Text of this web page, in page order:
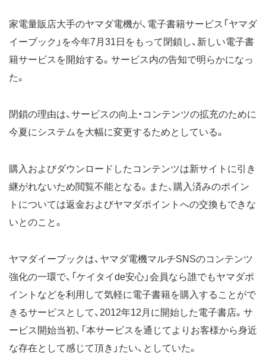
家電量販店大手のヤマダ電機が、電子書籍サービス「ヤマダ
イーブック」を今年7月31日をもって閉鎖し、新しい電子書
籍サービスを開始する。サービス内の告知で明らかになっ
た。
閉鎖の理由は、サービスの向上・コンテンツの拡充のために
今夏にシステムを大幅に変更するためとしている。
購入およびダウンロードしたコンテンツは新サイトに引き
継がれないため閲覧不能となる。また、購入済みのポイン
トについては返金およびヤマダポイントへの交換もできな
いとのこと。
ヤマダイーブックは、ヤマダ電機マルチSNSのコンテンツ
強化の一環で、「ケイタイde安心」会員なら誰でもヤマダポ
イントなどを利用して気軽に電子書籍を購入することがで
きるサービスとして、2012年12月に開始した電子書店。サ
ービス開始当初、「本サービスを通じてよりお客様から身近
な存在として感じて頂き」たい、としていた。